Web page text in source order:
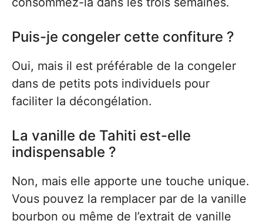
Puis-je congeler cette confiture ?
Oui, mais il est préférable de la congeler
dans de petits pots individuels pour
faciliter la décongélation.
La vanille de Tahiti est-elle
indispensable ?
Non, mais elle apporte une touche unique.
Vous pouvez la remplacer par de la vanille
bourbon ou même de l’extrait de vanille